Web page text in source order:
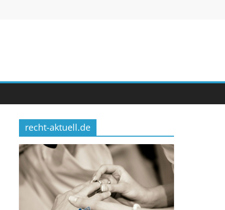
recht-aktuell.de